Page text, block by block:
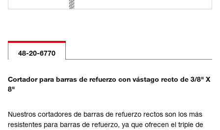
48-20-6770
Cortador para barras de refuerzo con vástago recto de 3/8" X
8"
Nuestros cortadores de barras de refuerzo rectos son los más
resistentes para barras de refuerzo, ya que ofrecen el triple de